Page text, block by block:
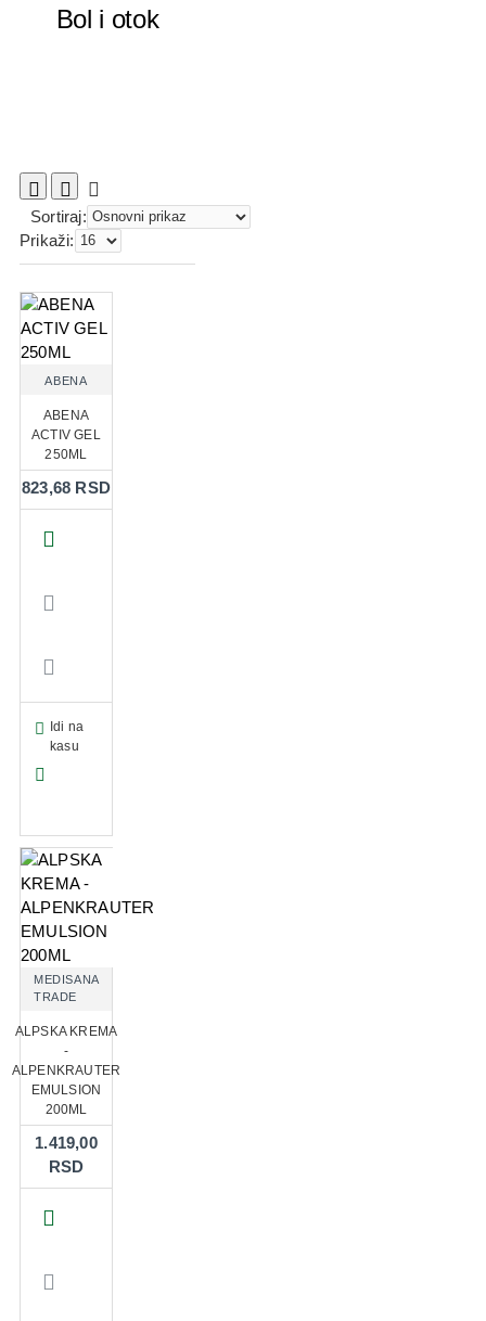
Bol i otok
Sortiraj:
Prikaži:
ABENA
ABENA
ACTIV GEL
250ML
823,68 RSD
Idi na
kasu
MEDISANA
TRADE
ALPSKA KREMA
-
ALPENKRAUTER
EMULSION
200ML
1.419,00
RSD